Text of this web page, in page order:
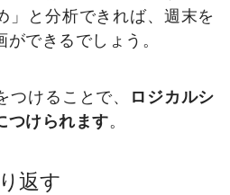
」と分析できれば、週末を
できるでしょう。
けることで、
ロジカルシ
つけられます。
返す